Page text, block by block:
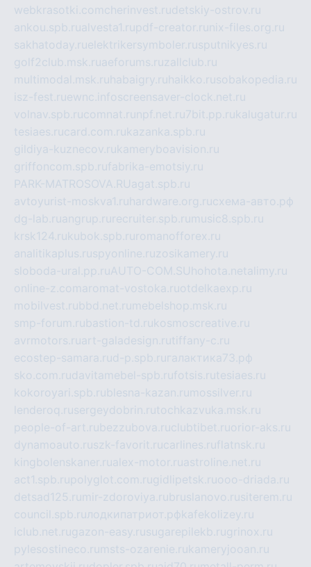
webkrasotki.comcherinvest.rudetskiy-ostrov.ru
ankou.spb.rualvesta1.rupdf-creator.ru nix-files.org.ru
sakhatoday.ruelektrikersymboler.rusputnikyes.ru
golf2club.msk.ruaeforums.ruzallclub.ru
multimodal.msk.ru habaigry.ru haikko.rusobakopedia.ru
isz-fest.ruewnc.infoscreensaver-clock.net.ru
volnav.spb.rucomnat.ru npf.net.ru7bit.pp.rukalugatur.ru
tesiaes.rucard.com.rukazanka.spb.ru
gildiya-kuznecov.rukameryboavision.ru
griffoncom.spb.rufabrika-emotsiy.ru
PARK-MATROSOVA.RUagat.spb.ru
avtoyurist-moskva1.ru hardware.org.ruсхема-авто.рф
dg-lab.ruangrup.ru recruiter.spb.ru music8.spb.ru
krsk124.rukubok.spb.ru romanofforex.ru
analitikaplus.ruspyonline.ruzosikamery.ru
sloboda-ural.pp.ruAUTO-COM.SU hohota.netalimy.ru
online-z.comaromat-vostoka.ruotdelkaexp.ru
mobilvest.rubbd.net.ru mebelshop.msk.ru
smp-forum.rubastion-td.rukosmoscreative.ru
avrmotors.ruart-galadesign.rutiffany-c.ru
ecostep-samara.rud-p.spb.ru галактика73.рф
sko.com.rudavitamebel-spb.rufotsis.rutesiaes.ru
kokoroyari.spb.rublesna-kazan.ru mossilver.ru
lenderoq.rusergeydobrin.rutochkazvuka.msk.ru
people-of-art.rubezzubova.ruclubtibet.ruorior-aks.ru
dynamoauto.ruszk-favorit.rucarlines.ruflatnsk.ru
kingbolenskaner.rualex-motor.ruastroline.net.ru
act1.spb.rupolyglot.com.rugidlipetsk.ruooo-driada.ru
detsad125.ru mir-zdoroviya.rubruslanovo.rusiterem.ru
council.spb.ruлодкипатриот.рфkafekolizey.ru
iclub.net.rugazon-easy.rusugarepilekb.rugrinox.ru
pylesostineco.ru msts-ozarenie.rukameryjooan.ru